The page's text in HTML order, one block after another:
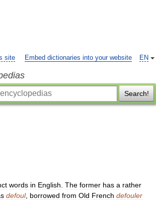
EN
site Embed dictionaries into your website
Search!
words in English The former has a rather
defoul, borrowed from Old French defouler